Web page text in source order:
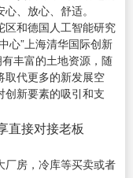
、放心、舒适。
区和德国人工智能研究
心”上海清华国际创新
丰富的土地资源，随
取代更多的新发展空
创新要素的吸引和支
直接对接老板
厂房，冷库等买卖或者